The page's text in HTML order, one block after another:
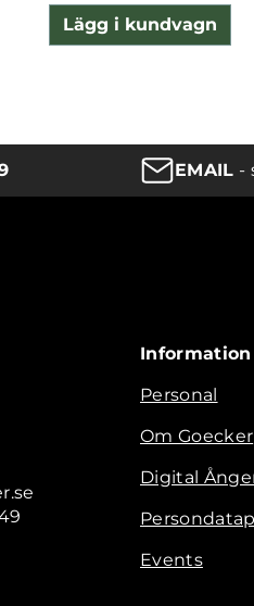
Lägg i kundvagn
EMAIL -
Information
Personal
Om Goecker
Digital
Events